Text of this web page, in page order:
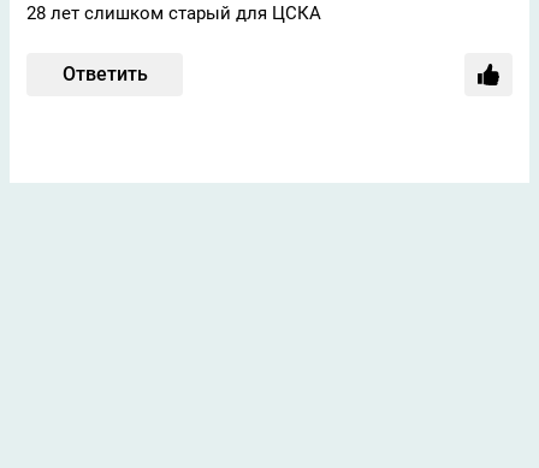
28 лет слишком старый для ЦСКА
Ответить